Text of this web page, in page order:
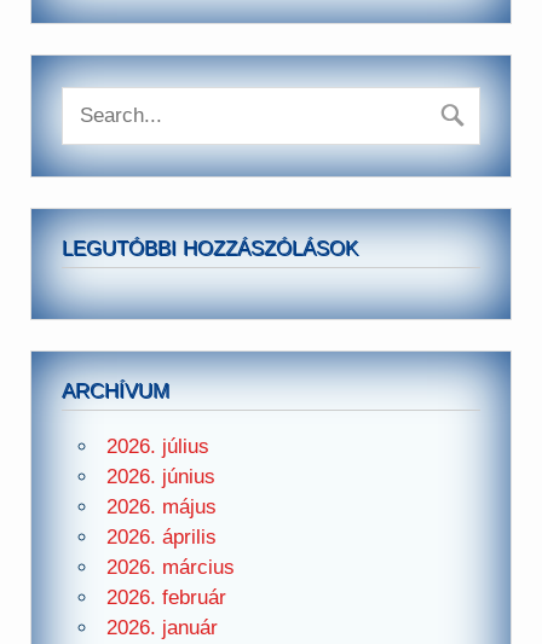
LEGUTÓBBI HOZZÁSZÓLÁSOK
ARCHÍVUM
2026. július
2026. június
2026. május
2026. április
2026. március
2026. február
2026. január